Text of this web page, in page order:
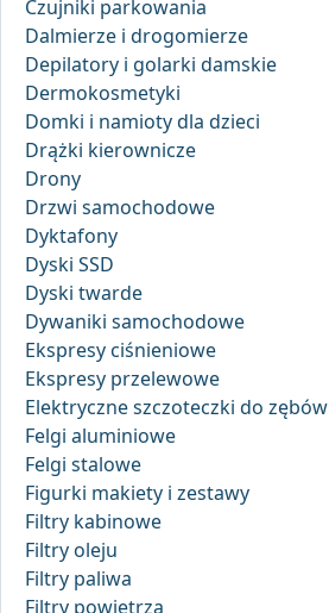
Czujniki parkowania
Dalmierze i drogomierze
Depilatory i golarki damskie
Dermokosmetyki
Domki i namioty dla dzieci
Drążki kierownicze
Drony
Drzwi samochodowe
Dyktafony
Dyski SSD
Dyski twarde
Dywaniki samochodowe
Ekspresy ciśnieniowe
Ekspresy przelewowe
Elektryczne szczoteczki do zębów
Felgi aluminiowe
Felgi stalowe
Figurki makiety i zestawy
Filtry kabinowe
Filtry oleju
Filtry paliwa
Filtry powietrza